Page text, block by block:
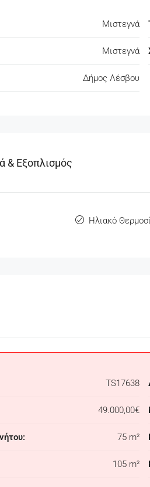
Μιστεγνά
Μιστεγνά
Δήμος Λέσβου
& Εξοπλισμός
Ηλιακό
TS17638
49.000,00€
75 m²
105 m²